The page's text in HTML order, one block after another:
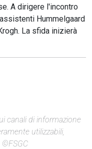
A dirigere l'incontro
Hummelgaard
La sfida inizierà
canali di informazione
utilizzabili,
©FSGC